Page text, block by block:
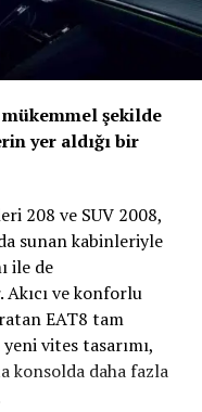
şekilde
yer aldığı bir
208 ve SUV 2008,
sunan kabinleriyle
ile de
ve konforlu
EAT8 tam
vites tasarımı,
konsolda daha fazla